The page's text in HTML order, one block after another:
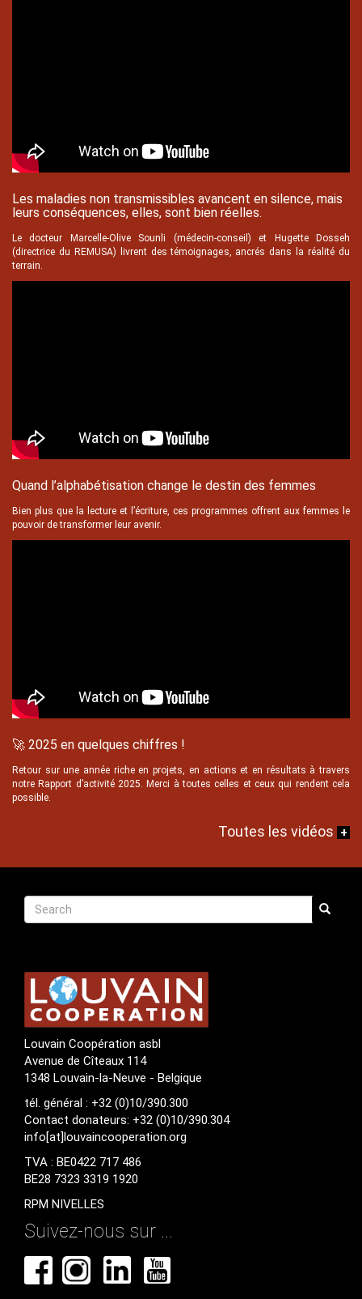
Les maladies non transmissibles avancent en silence, mais
leurs conséquences, elles, sont bien réelles.
Le docteur Marcelle-Olive Sounli (médecin-conseil) et Hugette Dosseh
(directrice du REMUSA) livrent des témoignages, ancrés dans la réalité du
terrain.
Quand l’alphabétisation change le destin des femmes
Bien plus que la lecture et l’écriture, ces programmes offrent aux femmes le
pouvoir de transformer leur avenir.
🚀 2025 en quelques chiffres !
Retour sur une année riche en projets, en actions et en résultats à travers
notre Rapport d’activité 2025. Merci à toutes celles et ceux qui rendent cela
possible.
Toutes les vidéos +
Recherche
Search Search
Louvain Coopération asbl
Avenue de Cîteaux 114
1348 Louvain-la-Neuve - Belgique
tél. général : +32 (0)10/390.300
Contact donateurs: +32 (0)10/390.304
info[at]louvaincooperation.org
TVA : BE0422 717 486
BE28 7323 3319 1920
RPM NIVELLES
Suivez-nous sur ...